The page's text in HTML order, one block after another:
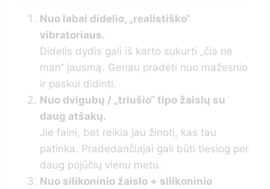
Nuo labai didelio, „realistiško“
vibratoriaus.
Didelis dydis gali iš karto sukurti „čia ne
man“ jausmą. Geriau pradėti nuo mažesnio
ir paskui didinti.
Nuo dvigubų / „triušio“ tipo žaislų su
daug atšakų.
Jie faini, bet reikia jau žinoti, kas tau
patinka. Pradedančiajai gali būti tiesiog per
daug pojūčių vienu metu.
Nuo silikoninio žaislo + silikoninio